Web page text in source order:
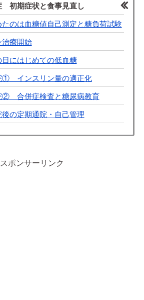
初期症状と食事見直し
のは血糖値自己測定と糖負荷試験
治療開始
にはじめての低血糖
① インスリン量の適正化
② 合併症検査と糖尿病教育
の定期通院・自己管理
スポンサーリンク